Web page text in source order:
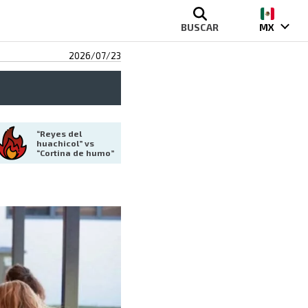
BUSCAR MX
2026/07/23
“Reyes del
huachicol” vs
“Cortina de humo”